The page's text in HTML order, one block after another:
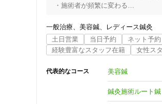
コロナ
施術の特徴
・施術者が頻繁に変わる
・料金が不透明で、施術後に金額が
他の整骨院では、施術担当者が変わ
症状を何度も説明もしなければなら
しかし当院では、経験豊富な院長が
あなたのお話しを丁寧に聞き、し
さらに、当院は女性専用の鍼灸整
一般治療 美容鍼
レディース鍼灸
土日営業
当日予約 ネット予約
経験豊富なスタッフ在籍
女性ス
代表的なコース 美容鍼
鍼灸施術ルート鍼